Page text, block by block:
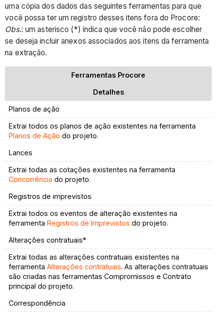
uma cópia dos dados das seguintes ferramentas para que
você possa ter um registro desses itens fora do Procore:
Obs.: um asterisco (*) indica que você não pode escolher
se deseja incluir anexos associados aos itens da ferramenta
na extração.
Ferramentas Procore
Detalhes
Planos de ação
Extrai todos os planos de ação existentes na ferramenta
Planos de Ação do projeto.
Lances
Extrai todas as cotações existentes na ferramenta
Concorrência do projeto.
Registros de imprevistos
Extrai todos os eventos de alteração existentes na
ferramenta Registros de Imprevistos do projeto.
Alterações contratuais*
Extrai todas as alterações contratuais existentes na
ferramenta Alterações contratuais. As alterações contratuais
são criadas nas ferramentas Compromissos e Contrato
principal do projeto.
Correspondência